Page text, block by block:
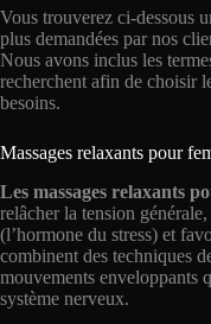
Vous trouverez ci-dessous
plus demandées par nos
Nous avons inclus les
recherchent afin de choisir
besoins.
Massages relaxants pour
Les massages relaxants
relâcher la tension
(l’hormone du stress) et
combinent des techniques
mouvements enveloppants
système nerveux.